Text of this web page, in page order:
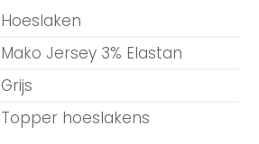
Hoeslaken
Mako Jersey 3% Elastan
Grijs
Topper hoeslakens